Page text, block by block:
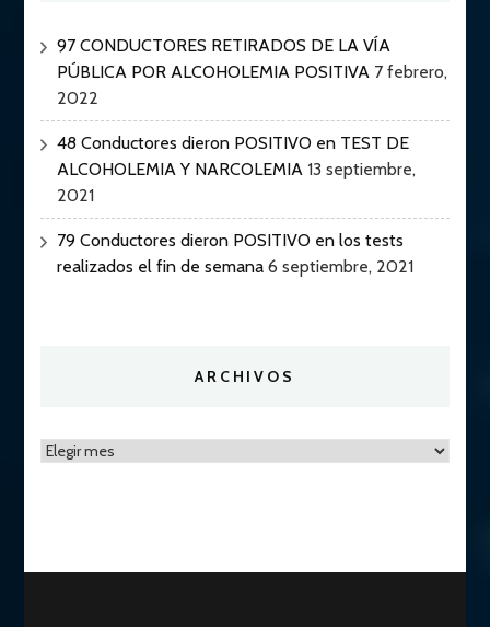
97 CONDUCTORES RETIRADOS DE LA VÍA
PÚBLICA POR ALCOHOLEMIA POSITIVA 7 febrero,
2022
48 Conductores dieron POSITIVO en TEST DE
ALCOHOLEMIA Y NARCOLEMIA 13 septiembre,
2021
79 Conductores dieron POSITIVO en los tests
realizados el fin de semana 6 septiembre, 2021
ARCHIVOS
Archivos